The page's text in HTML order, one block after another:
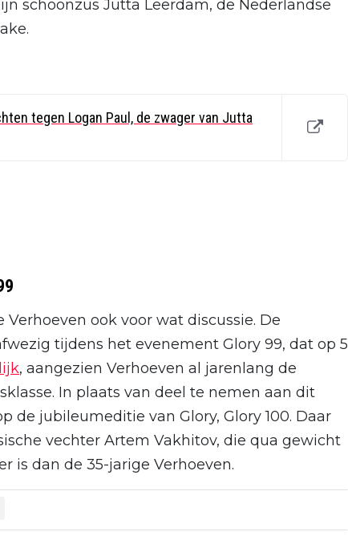
schoonzus Jutta Leerdam, de Nederlandse
tegen Logan Paul, de zwager van Jutta
ook voor wat discussie. De
tijdens het evenement Glory 99, dat op 5
, aangezien Verhoeven al jarenlang de
In plaats van deel te nemen aan dit
de jubileumeditie van Glory, Glory 100. Daar
vechter Artem Vakhitov, die qua gewicht
is dan de 35-jarige Verhoeven.